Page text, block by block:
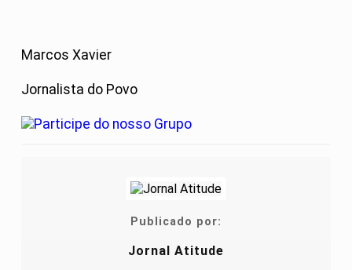
Marcos Xavier
Jornalista do Povo
Publicado por:
Jornal Atitude